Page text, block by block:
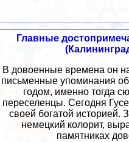
Главные
В довоенные времена он
письменные упоминания
годом, именно тогда
переселенцы. Сегодня
своей богатой историей.
немецкий колорит,
памятниках